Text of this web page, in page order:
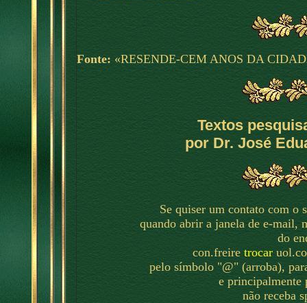
Fonte: «RESENDE-CEM ANOS DA
Textos
por Dr. José
Se quiser um contato com o
quando abrir a janela de e-mail,
do
con.freire trocar
pelo símbolo "@" (arroba),
e principalmente
não receba